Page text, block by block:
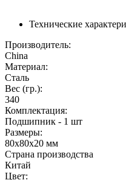
Технические
Производитель:
China
Материал:
Сталь
Вес (гр.):
340
Комплектация:
Подшипник - 1 шт
Размеры:
80х80х20 мм
Страна производства
Китай
Цвет: